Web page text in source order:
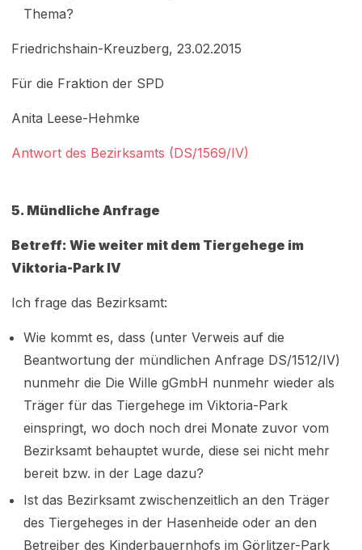
Thema?
Friedrichshain-Kreuzberg, 23.02.2015
Für die Fraktion der SPD
Anita Leese-Hehmke
Antwort des Bezirksamts (DS/1569/IV)
5. Mündliche Anfrage
Betreff: Wie weiter mit dem Tiergehege im
Viktoria-Park IV
Ich frage das Bezirksamt:
Wie kommt es, dass (unter Verweis auf die
Beantwortung der mündlichen Anfrage DS/1512/IV)
nunmehr die Die Wille gGmbH nunmehr wieder als
Träger für das Tiergehege im Viktoria-Park
einspringt, wo doch noch drei Monate zuvor vom
Bezirksamt behauptet wurde, diese sei nicht mehr
bereit bzw. in der Lage dazu?
Ist das Bezirksamt zwischenzeitlich an den Träger
des Tiergeheges in der Hasenheide oder an den
Betreiber des Kinderbauernhofs im Görlitzer-Park